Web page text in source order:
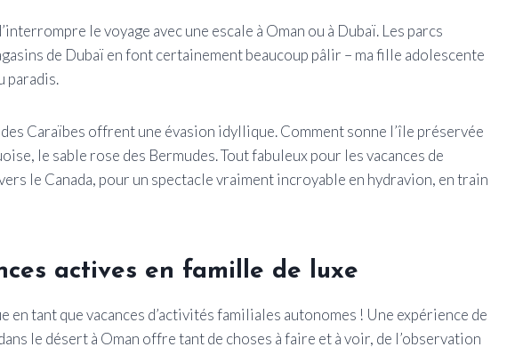
le voyage avec une escale à Oman ou à Dubaï. Les parcs
de Dubaï en font certainement beaucoup pâlir – ma fille adolescente
paradis.
Caraïbes offrent une évasion idyllique. Comment sonne l’île préservée
le sable rose des Bermudes. Tout fabuleux pour les vacances de
le Canada, pour un spectacle vraiment incroyable en hydravion, en train
actives en famille de luxe
en tant que vacances d’activités familiales autonomes ! Une expérience de
le désert à Oman offre tant de choses à faire et à voir, de l’observation